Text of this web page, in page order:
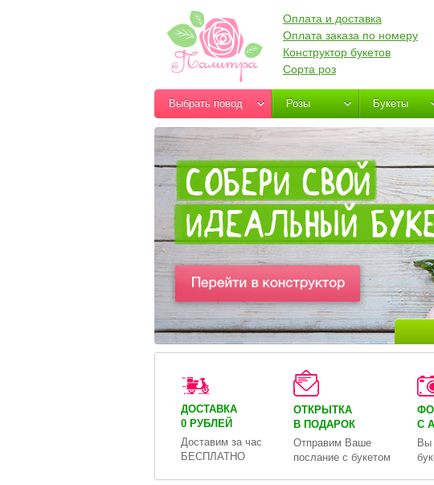
Оплата и доставка
Оплата заказа по номеру
Конструктор букетов
Сорта роз
Выбрать повод Розы Букеты
ДОСТАВКА
0 РУБЛЕЙ
Доставим за час
БЕСПЛАТНО
ОТКРЫТКА
В ПОДАРОК
Отправим Ваше
послание с букетом
С
Вы